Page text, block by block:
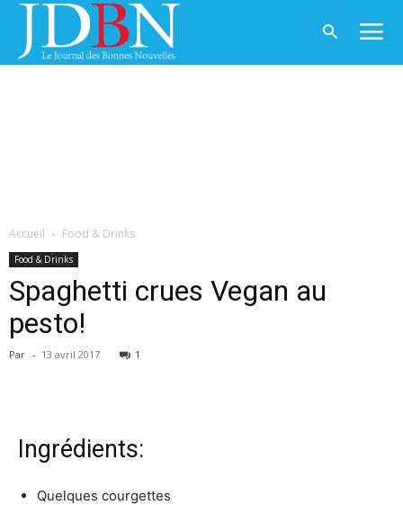
Accueil Food & Drinks
Food & Drinks
Spaghetti crues Vegan au
pesto!
Par - 13 avril 2017 1
Ingrédients:
Quelques courgettes